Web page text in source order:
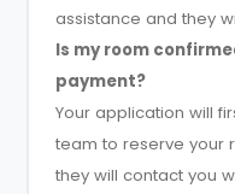
assistance and they
Is my room
payment?
Your application will
team to reserve your
they will contact you